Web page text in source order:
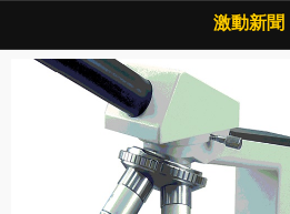
激動新聞
Copyright © 2026 ·激動新聞